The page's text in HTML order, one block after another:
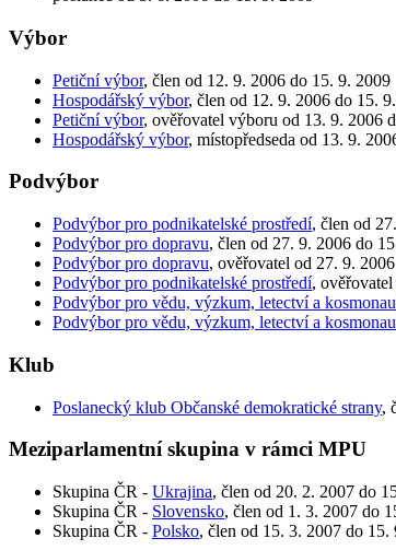
Výbor
Petiční výbor, člen od 12. 9. 2006 do 15. 9. 2009
Hospodářský výbor, člen od 12. 9. 2006 do 15.
Petiční výbor, ověřovatel výboru od 13. 9. 2006
Hospodářský výbor, místopředseda od 13. 9.
Podvýbor
Podvýbor pro podnikatelské prostředí, člen od
Podvýbor pro dopravu, člen od 27. 9. 2006 do
Podvýbor pro dopravu, ověřovatel od 27. 9.
Podvýbor pro podnikatelské prostředí,
Podvýbor pro vědu, výzkum, letectví a
Podvýbor pro vědu, výzkum, letectví a
Klub
Poslanecký klub Občanské demokratické strany,
Meziparlamentní skupina v rámci MPU
Skupina ČR - Ukrajina, člen od 20. 2. 2007 do
Skupina ČR - Slovensko, člen od 1. 3. 2007 do
Skupina ČR - Polsko, člen od 15. 3. 2007 do 15.